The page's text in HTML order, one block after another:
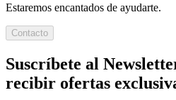
Estaremos encantados de ayudarte.
Contacto
Suscríbete al
recibir ofertas